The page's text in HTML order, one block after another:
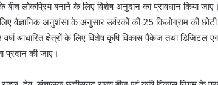
के बीच लोकप्रिय बनाने के लिए विशेष अनुदान का प्रावधान किया
वैज्ञानिक अनुशंसा के अनुसार उर्वरकों की 25 किलोग्राम की छोटी
वर्षा आधारित क्षेत्रों के लिए विशेष कृषि विकास पैकेज तथा
प्रदान की जाए।